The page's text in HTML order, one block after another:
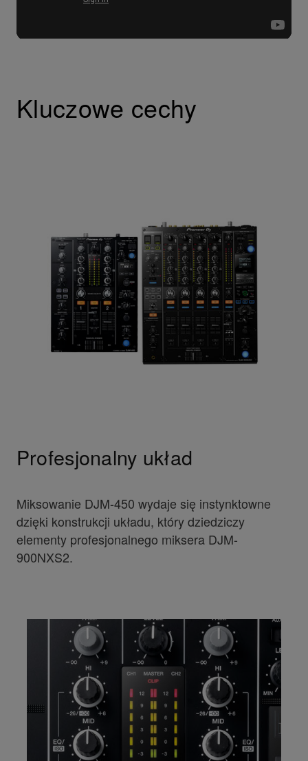
Kluczowe cechy
Profesjonalny układ
Miksowanie DJM-450 wydaje się instynktowne
dzięki konstrukcji układu, który dziedziczy
elementy profesjonalnego miksera DJM-
900NXS2.